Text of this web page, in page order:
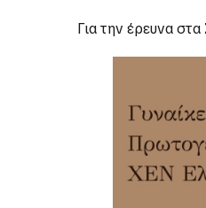
Για την έρεuνα